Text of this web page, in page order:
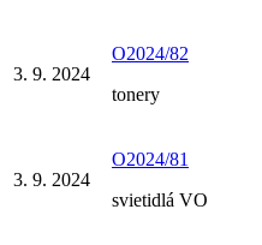
3. 9. 2024
O2024/82
tonery
3. 9. 2024
O2024/81
svietidlá VO